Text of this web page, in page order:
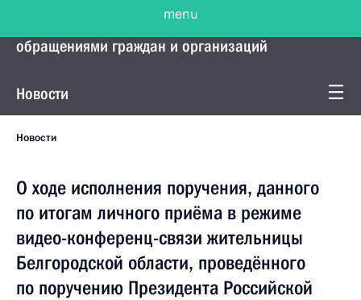
Управление Президента по работе с
обращениями граждан и организаций
Новости
Новости
О ходе исполнения поручения, данного
по итогам личного приёма в режиме
видео-конференц-связи жительницы
Белгородской области, проведённого
по поручению Президента Российской